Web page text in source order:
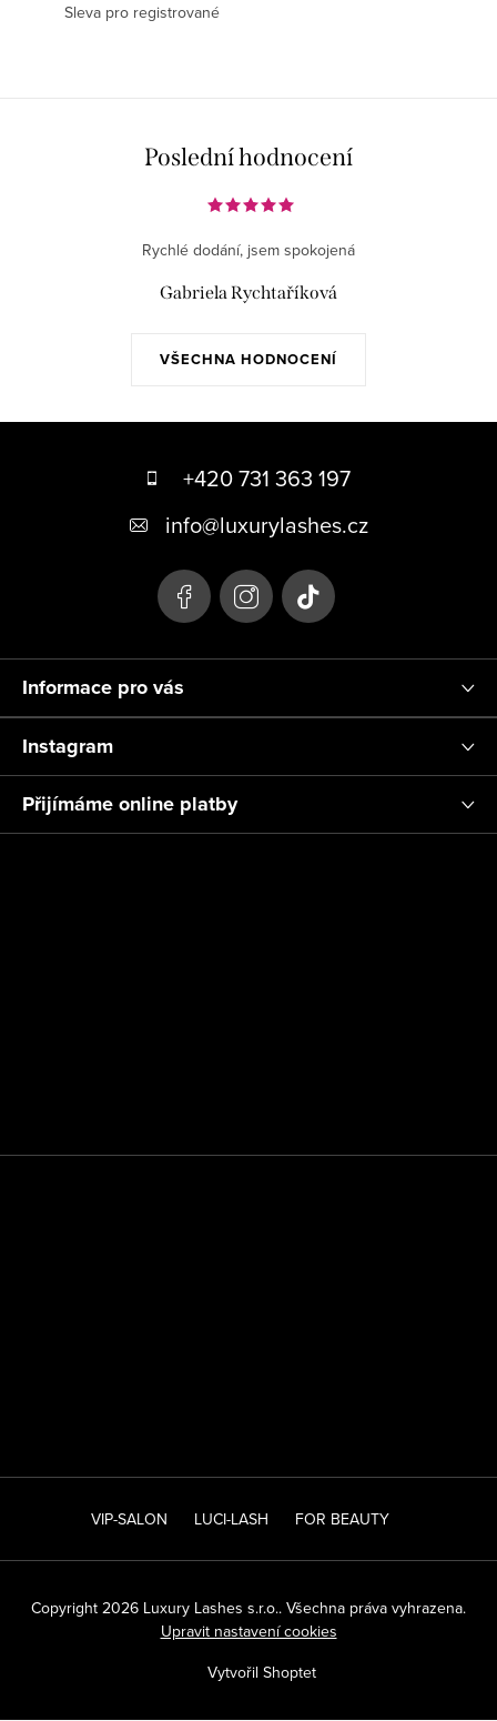
Sleva pro registrované
Poslední hodnocení
VŠECHNA HODNOCENÍ
Rychlé dodání, jsem spokojená
Gabriela Rychtaříková
+420 731 363 197
info@luxurylashes.cz
Informace pro vás
Instagram
Přijímáme online platby
VIP-SALON LUCI-LASH FOR BEAUTY
Vytvořil Shoptet
Copyright 2026 Luxury Lashes s.r.o.. Všechna práva vyhrazena.
Upravit nastavení cookies